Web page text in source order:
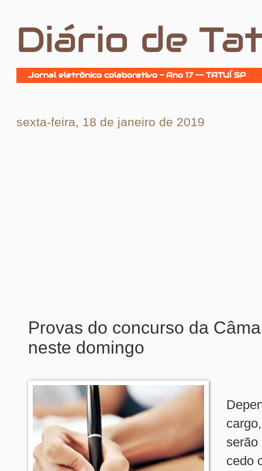
Diário de
Jornal eletrônico colaborativo - Ano 17 -- TATUÍ SP
sexta-feira, 18 de janeiro de 2019
Provas do concurso da
neste domingo
serão
cedo